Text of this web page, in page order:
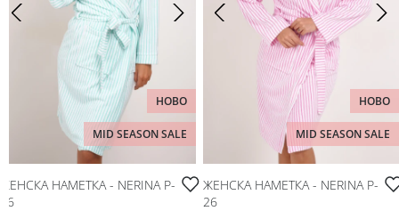
Аксесоари
Папучи и чизми за дома
Следете не
НОВО
MID SEASON SALE
ЖЕНСКА НАМЕТКА - NERINA P-
26
НОВО
MID SEASON SALE
ЖЕНСКА НАМЕТКА - NERINA P-
26